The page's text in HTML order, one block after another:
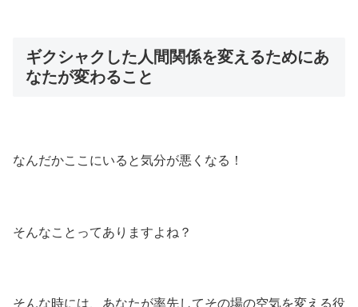
ギクシャクした人間関係を変えるためにあ
なたが変わること
なんだかここにいると気分が悪くなる！
そんなことってありますよね？
そんな時には、あなたが率先してその場の空気を変える役